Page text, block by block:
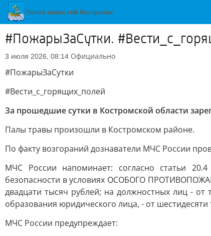
#ПожарыЗаСутки.
3 июля 2026, 08:14 Официально
#ПожарыЗаСутки
#Вести_с_горящих_полей
За прошедшие сутки в Костромской области
Палы травы произошли в Костромском районе.
По факту возгораний дознаватели МЧС России
МЧС России напоминает: согласно статьи
безопасности в условиях ОСОБОГО
двадцати тысяч рублей; на должностных лиц - от
образования юридического лица, - от
МЧС России предупреждает: